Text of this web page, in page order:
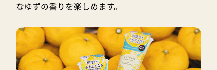
なゆずの香りを楽しめます。